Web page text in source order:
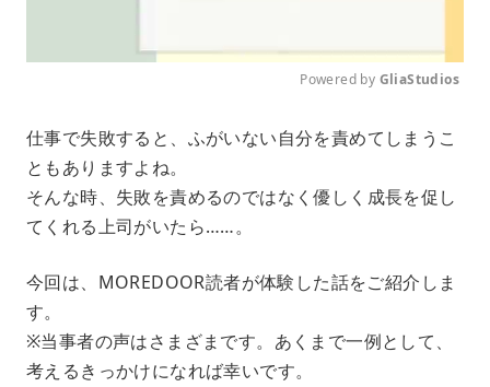
u
e
Powered by GliaStudios
仕事で失敗すると、ふがいない自分を責めてしまうこ
ともありますよね。
そんな時、失敗を責めるのではなく優しく成長を促し
てくれる上司がいたら……。
今回は、MOREDOOR読者が体験した話をご紹介しま
す。
※当事者の声はさまざまです。あくまで一例として、
考えるきっかけになれば幸いです。